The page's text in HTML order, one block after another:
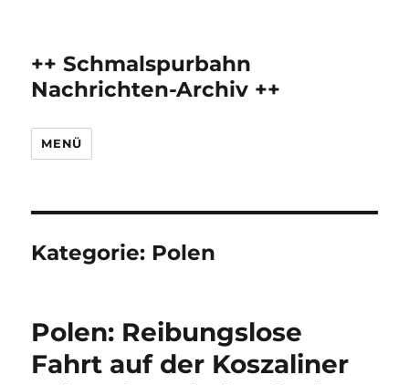
++ Schmalspurbahn
Nachrichten-Archiv ++
MENÜ
Kategorie: Polen
Polen: Reibungslose
Fahrt auf der Koszaliner